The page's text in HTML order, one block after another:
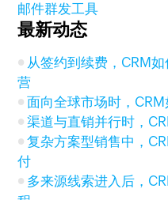
邮件群发工具
最新动态
从签约到续费，CRM
营
面向全球市场时，
渠道与直销并行时，
复杂方案型销售中，
付
多来源线索进入后，